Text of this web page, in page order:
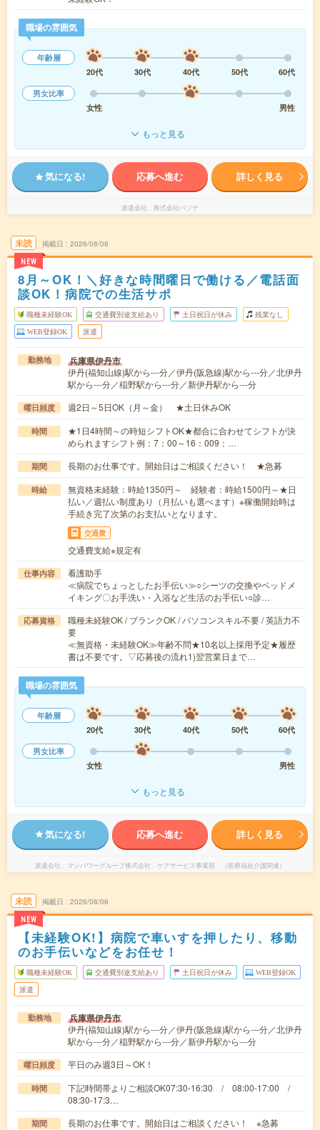
職場の雰囲気
年齢層
20代
30代 40代 50代
60代
男女比率
女性
男性
もっと見る
気になる! 応募へ進む 詳しく見る
派遣会社 株式会社パソナ
未読
NEW
掲載日 2026/08/06
8月～OK！＼好きな時間曜日で働ける／電話面
談OK！病院での生活サポ
職種未経験OK 交通費別途支給あり 土日祝日が休み 残業なし
WEB登録OK 派遣
勤務地 兵庫県伊丹市
伊丹(福知山線)駅から---分／伊丹(阪急線)駅から---分／北伊丹
駅から---分／稲野駅から---分／新伊丹駅から---分
曜日頻度 週2日～5日OK（月～金） ★土日休みOK
時間
★1日4時間～の時短シフトOK★都合に合わせてシフトが決
められますシフト例：7：00～16：009：…
期間 長期のお仕事です。開始日はご相談ください！ ★急募
時給
無資格未経験：時給1350円～ 経験者：時給1500円～★日
払い／週払い制度あり（月払いも選べます）※稼働開始時は
手続き完了次第のお支払いとなります。
交通費
交通費支給※規定有
仕事内容
看護助手
≪病院でちょっとしたお手伝い≫○シーツの交換やベッドメ
イキング〇お手洗い・入浴など生活のお手伝い○診…
応募資格
職種未経験OK / ブランクOK / パソコンスキル不要 / 英語力不
要
≪無資格・未経験OK≫年齢不問★10名以上採用予定★履歴
書は不要です。▽応募後の流れ1)翌営業日まで…
職場の雰囲気
年齢層
20代
30代 40代 50代
60代
男女比率
女性
男性
もっと見る
気になる! 応募へ進む 詳しく見る
派遣会社 マンパワーグループ株式会社 ケアサービス事業部 （医療福祉介護関連）
未読
NEW
掲載日 2026/08/06
【未経験OK!】病院で車いすを押したり、移動
のお手伝いなどをお任せ！
職種未経験OK 交通費別途支給あり 土日祝日が休み WEB登録OK
派遣
勤務地 兵庫県伊丹市
伊丹(福知山線)駅から---分／伊丹(阪急線)駅から---分／北伊丹
駅から---分／稲野駅から---分／新伊丹駅から---分
曜日頻度 平日のみ週3日～OK！
時間
下記時間帯よりご相談OK07:30-16:30 / 08:00-17:00 /
08:30-17:3…
期間 長期のお仕事です。開始日はご相談ください！ ※急募